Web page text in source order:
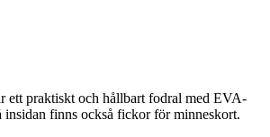
ett praktiskt och hållbart fodral med EVA-
insidan finns också fickor för minneskort.